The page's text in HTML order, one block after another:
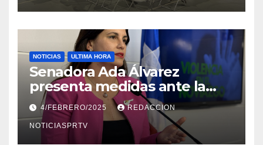
NOTICIAS ULTIMA HORA
Senadora Ada Álvarez
presenta medidas ante la
violencia en el noviazgo
4/FEBRERO/2025 REDACCION
NOTICIASPRTV